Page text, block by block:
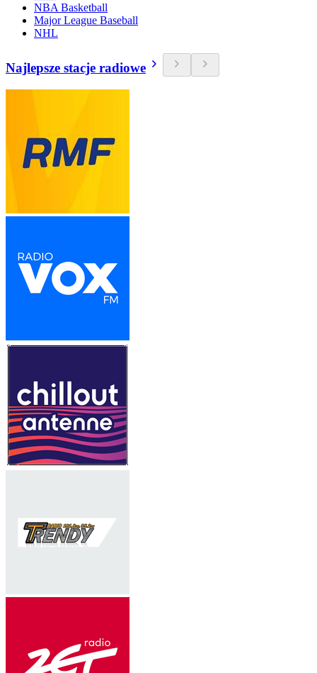
NBA Basketball
Major League Baseball
NHL
Najlepsze stacje radiowe